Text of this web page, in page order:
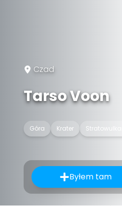
Czad
Tarso Voon
Góra Krater Stratowulkan
Byłem tam